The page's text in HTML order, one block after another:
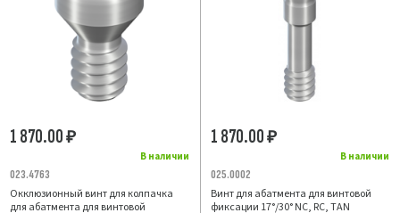
В наличии
1 870.00₽
023.4763
Окклюзионный винт для колпачка
для абатмента для винтовой
В наличии
1 870.00₽
025.0002
Винт для абатмента для винтовой
фиксации 17°/30° NC, RC, TAN